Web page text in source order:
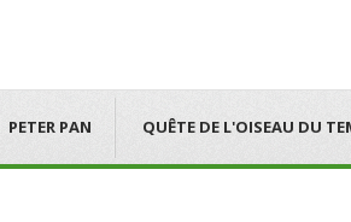
PETER PAN QUÊTE DE L'OISEAU DU